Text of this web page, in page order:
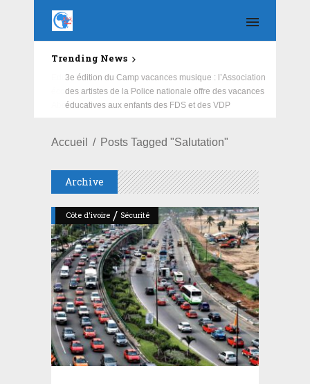
Trending News
Education : la fédération de la Russie rénove les
écoles primaire et collège du Camp Général
Aboubacar Sangoulé Lamizana
Accueil Posts Tagged "Salutation"
Archive
Côte d'ivoire / Sécurité